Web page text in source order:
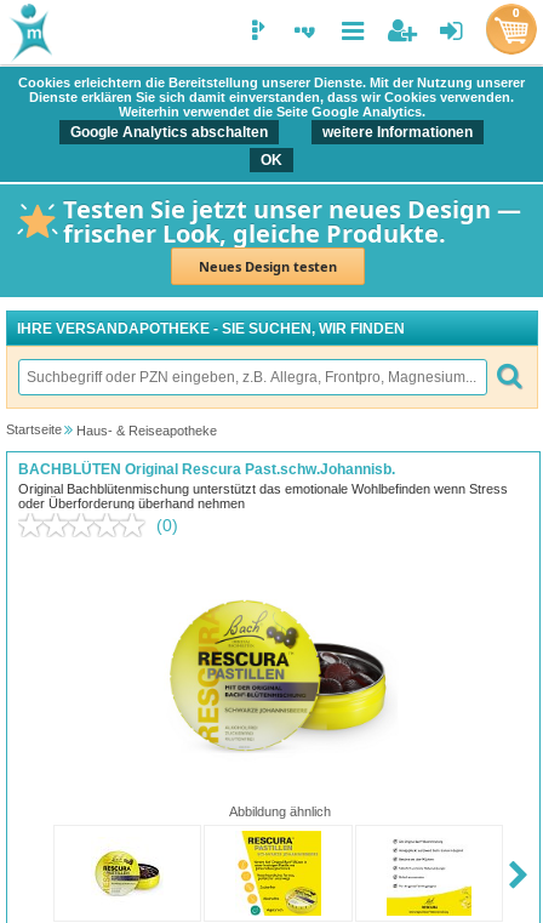
Cookies erleichtern die Bereitstellung unserer Dienste. Mit der Nutzung unserer
Dienste erklären Sie sich damit einverstanden, dass wir Cookies verwenden.
Weiterhin verwendet die Seite Google Analytics.
Google Analytics abschalten
weitere Informationen
OK
Testen Sie jetzt unser neues Design —
frischer Look, gleiche Produkte.
Neues Design testen
0
IHRE VERSANDAPOTHEKE - SIE SUCHEN, WIR FINDEN
Startseite Haus- & Reiseapotheke
BACHBLÜTEN Original Rescura Past.schw.Johannisb.
Original Bachblütenmischung unterstützt das emotionale Wohlbefinden wenn Stress
oder Überforderung überhand nehmen
(0)
Abbildung ähnlich